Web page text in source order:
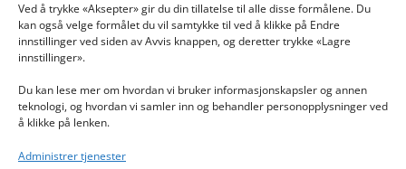
Ved å trykke «Aksepter» gir du din tillatelse til alle disse formålene. Du
kan også velge formålet du vil samtykke til ved å klikke på Endre
innstillinger ved siden av Avvis knappen, og deretter trykke «Lagre
innstillinger».
Du kan lese mer om hvordan vi bruker informasjonskapsler og annen
teknologi, og hvordan vi samler inn og behandler personopplysninger ved
å klikke på lenken.
Administrer tjenester
INFORMASJON